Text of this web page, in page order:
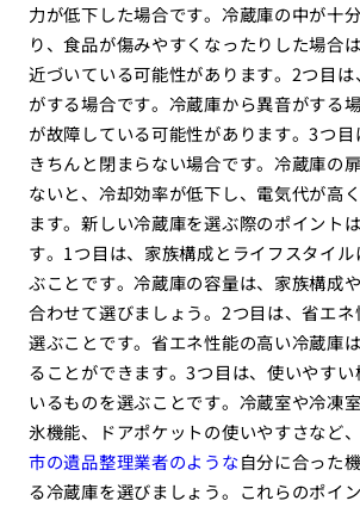
力が低下した場合です。冷蔵庫の中が十
り、食品が傷みやすくなったりした場合
近づいている可能性があります。2つ目
がする場合です。冷蔵庫から異音がする
が故障している可能性があります。3つ
きちんと閉まらない場合です。冷蔵庫の
ないと、冷却効率が低下し、電気代が高
ます。新しい冷蔵庫を選ぶ際のポイント
す。1つ目は、家族構成とライフスタイ
ぶことです。冷蔵庫の容量は、家族構成
合わせて選びましょう。2つ目は、省エ
選ぶことです。省エネ性能の高い冷蔵庫
ることができます。3つ目は、使いやす
いるものを選ぶことです。冷蔵室や冷凍
氷機能、ドアポケットの使いやすさなど、
市の遺品整理業者のような自分に合った
る冷蔵庫を選びましょう。これらのポイ